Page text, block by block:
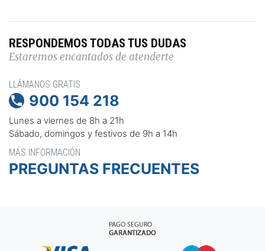
RESPONDEMOS TODAS TUS DUDAS
Estaremos encantados de atenderte
LLÁMANOS GRATIS
 900 154 218
Lunes a viernes de 8h a 21h
Sábado, domingos y festivos de 9h a 14h
MÁS INFORMACIÓN
PREGUNTAS FRECUENTES